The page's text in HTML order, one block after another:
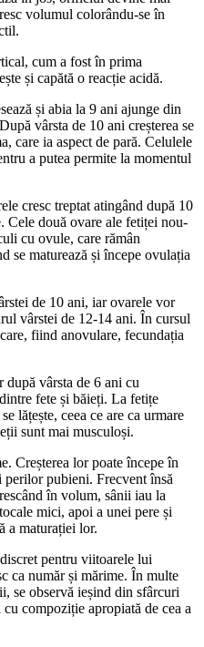
volumul colorându-se în
cum a fost în prima
și capătă o reacție acidă.
și abia la 9 ani ajunge din
vârsta de 10 ani creșterea se
care ia aspect de pară. Celulele
a putea permite la momentul
cresc treptat atingând după 10
Cele două ovare ale fetiței nou-
cu ovule, care rămân
se maturează și începe ovulația
de 10 ani, iar ovarele vor
vârstei de 12-14 ani. În cursul
fiind anovulare, fecundația
după vârsta de 6 ani cu
fete și băieți. La fetițe
lățește, ceea ce are ca urmare
sunt mai musculoși.
Creșterea lor poate începe în
pubieni. Frecvent însă
în volum, sânii iau la
mici, apoi a unei pere și
a maturației lor.
pentru viitoarele lui
ca număr și mărime. În multe
se observă ieșind din sfârcuri
compoziție apropiată de cea a